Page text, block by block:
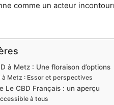
comme un acteur
à Metz : Une floraison d’options
à Metz : Essor et perspectives
Le CBD Français : un aperçu
à tous